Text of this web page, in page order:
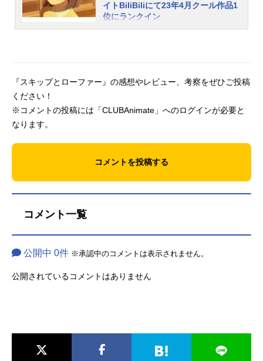
(火)15:00～はこちら・6月13日(火)1
9:00～はこちらTVアニメ『スキップ
X：4月4日から...
イトBiliBiliにて23年4月クール作品1
位にランクイン
2023年4月4日（火）より、TOKYOM
が公開となりました。また、本作が
クール作品1位にランクインしまし
ルの梨々華も見学にきたけれど、な
美総作画監督：梅下麻奈未、井川麗
香、田中未来、三浦菜奈、中山みゆ
プとローファー』が中国の動画サイ
トBiliBiliの23年4月クール作品のラン
『スキップとローファー』の感想やレビュー、考察をぜひご投稿
ください！
※コメントの投稿には「CLUBAnimate」へのログインが必要と
なります。
コメントを投稿する
コメント一覧
公開中 0件 ※承認中のコメントは表示されません。
公開されているコメントはありません